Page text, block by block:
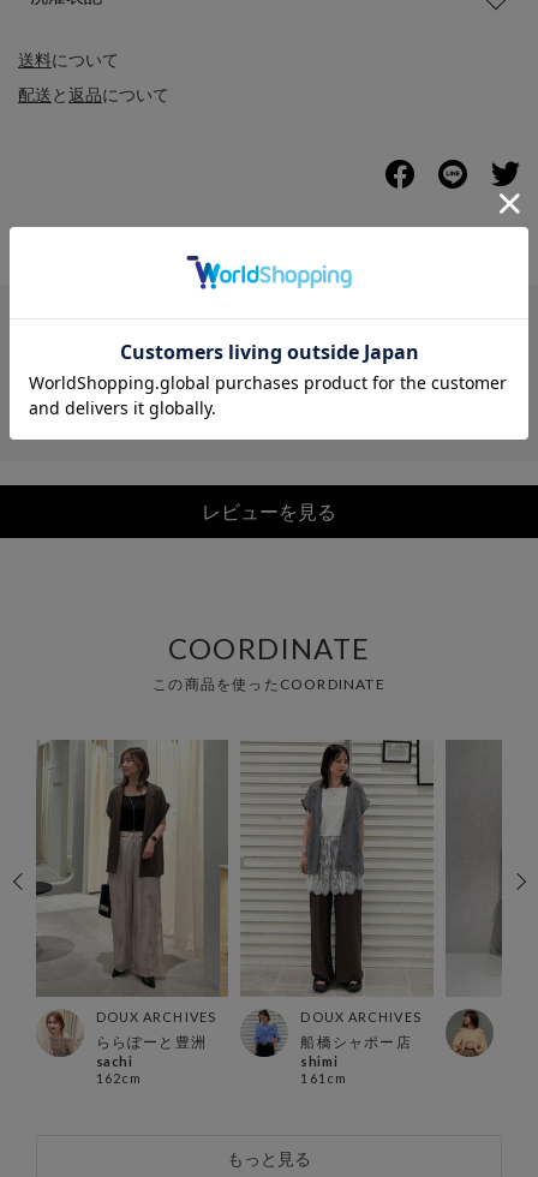
送料について
配送と返品について
レビュー
レビューを見る
COORDINATE
この商品を使ったCOORDINATE
DOUX ARCHIVES
ららぽーと豊洲
sachi
162cm
DOUX ARCHIVES
船橋シャポー店
shimi
161cm
もっと見る